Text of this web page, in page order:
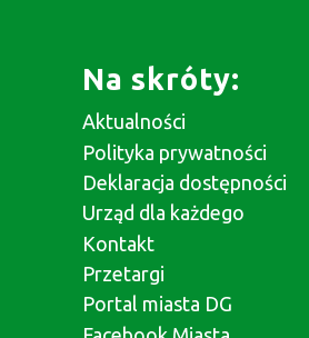
Na skróty:
Aktualności
Polityka prywatności
Deklaracja dostępności
Urząd dla każdego
Kontakt
Przetargi
Portal miasta DG